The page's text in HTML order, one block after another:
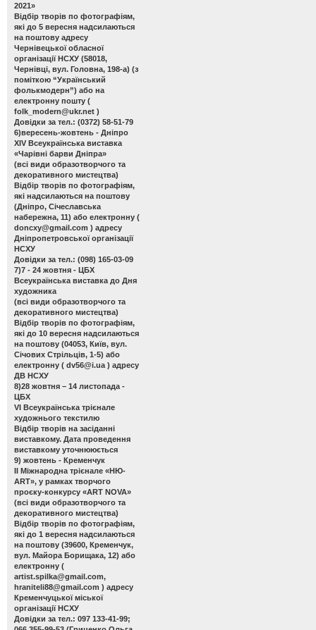
2021»
Відбір творів по фотографіям,
які до 5 вересня надсилаються
на поштову адресу
Чернівецької обласної
організації НСХУ (58018,
Чернівці, вул. Головна, 198-а) (з
поміткою “Український
фолькмодерн”) або на
електронну пошту (
folk_modern@ukr.net )
Довідки за тел.: (0372) 58-51-79
6)вересень-жовтень - Дніпро
ХІV Всеукраїнська виставка
«Чарівні барви Дніпра»
(всі види образотворчого та
декоративного мистецтва)
Відбір творів по фотографіям,
які надсилаються на поштову
(Дніпро, Січеславська
набережна, 11) або електронну (
doncxy@gmail.com ) адресу
Дніпропетровської організації
НСХУ
Довідки за тел.: (098) 165-03-09
7)7 - 24 жовтня - ЦБХ
Всеукраїнська виставка до Дня
художника
(всі види образотворчого та
декоративного мистецтва)
Відбір творів по фотографіям,
які до 10 вересня надсилаються
на поштову (04053, Київ, вул.
Січових Стрільців, 1-5) або
електронну ( dv56@i.ua ) адресу
ДВ НСХУ
8)28 жовтня – 14 листопада -
ЦБХ
VІ Всеукраїнська трієнале
художнього текстилю
Відбір творів на засіданні
виставкому. Дата проведення
виставкому уточнююється
9) жовтень - Кременчук
ІІ Міжнародна трієнале «НЮ-
АRТ», у рамках творчого
проєку-конкурсу «ART NOVA»
(всі види образотворчого та
декоративного мистецтва)
Відбір творів по фотографіям,
які до 1 вересня надсилаються
на поштову (39600, Кременчук,
вул. Майора Борищака, 12) або
електронну (
artist.spilka@gmail.com,
hraniteli88@gmail.com ) адресу
Кременчуцької міської
організації НСХУ
Довідки за тел.: 097 133-41-99;